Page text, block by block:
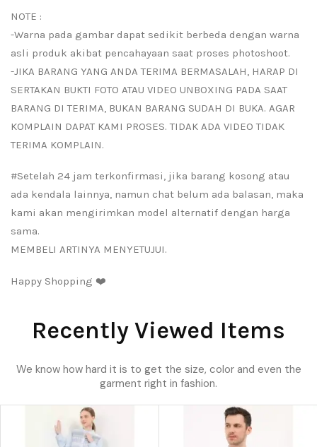
NOTE :
-Warna pada gambar dapat sedikit berbeda dengan warna
asli produk akibat pencahayaan saat proses photoshoot.
-JIKA BARANG YANG ANDA TERIMA BERMASALAH, HARAP DI
SERTAKAN BUKTI FOTO ATAU VIDEO UNBOXING PADA SAAT
BARANG DI TERIMA, BUKAN BARANG SUDAH DI BUKA. AGAR
KOMPLAIN DAPAT KAMI PROSES. TIDAK ADA VIDEO TIDAK
TERIMA KOMPLAIN.
#Setelah 24 jam terkonfirmasi, jika barang kosong atau
ada kendala lainnya, namun chat belum ada balasan, maka
kami akan mengirimkan model alternatif dengan harga
sama.
MEMBELI ARTINYA MENYETUJUI.
Happy Shopping ❤️
Recently Viewed Items
We know how hard it is to get the size, color and even the
garment right in fashion.